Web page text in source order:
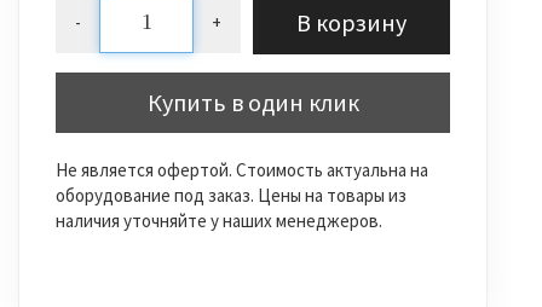
- + В корзину
Купить в один клик
Не является офертой. Стоимость актуальна на
оборудование под заказ. Цены на товары из
наличия уточняйте у наших менеджеров.